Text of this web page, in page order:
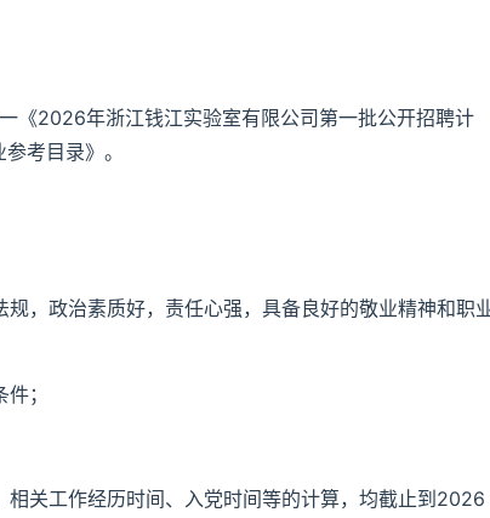
《2026年浙江钱江实验室有限公司第一批公开招聘计
考目录》。
，政治素质好，责任心强，具备良好的敬业精神和职
；
关工作经历时间、入党时间等的计算，均截止到2026